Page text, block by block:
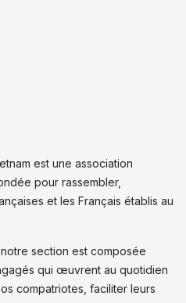
est une association
pour rassembler,
et les Français établis au
section est composée
qui œuvrent au quotidien
compatriotes, faciliter leurs